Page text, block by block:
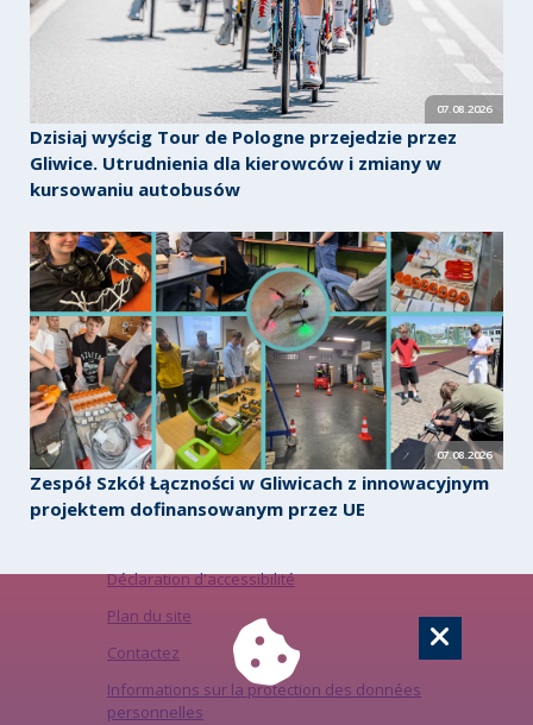
07.08.2026
Dzisiaj wyścig Tour de Pologne przejedzie przez
Gliwice. Utrudnienia dla kierowców i zmiany w
kursowaniu autobusów
07.08.2026
Zespół Szkół Łączności w Gliwicach z innowacyjnym
projektem dofinansowanym przez UE
Déclaration d'accessibilité
Plan du site
Contactez
Informations sur la protection des données
personnelles